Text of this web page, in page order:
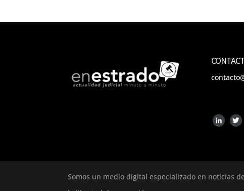
Somos un medio digital especializado en noticias